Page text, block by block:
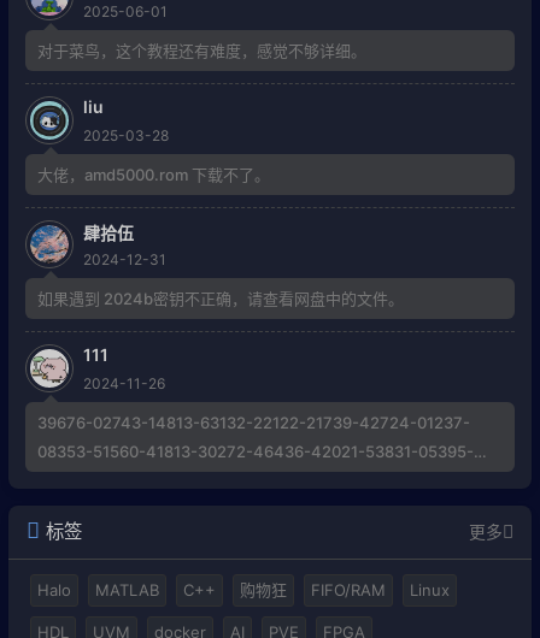
2025-06-01
对于菜鸟，这个教程还有难度，感觉不够详细。
liu
2025-03-28
大佬，amd5000.rom 下载不了。
肆拾伍
2024-12-31
如果遇到 2024b密钥不正确，请查看网盘中的文件。
111
2024-11-26
39676-02743-14813-63132-22122-21739-42724-01237-
08353-51560-41813-30272-46436-42021-53831-05395-
标签 更多
Halo MATLAB C++ 购物狂 FIFO/RAM Linux
HDL UVM docker AI PVE FPGA